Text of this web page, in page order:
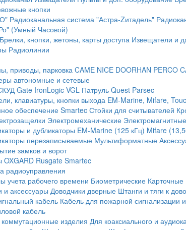
кнопки
Радиоканальная система "Астра-Zитадель"
(Умный Часовой)
Брелки, кнопки, жетоны, карты доступа Извещатели и
Радиолинии
приводы, парковка CAME NICE DOORHAN PERCO
автономные и сетевые
Gate IronLogic VGL Патруль Quest Parsec
клавиатуры, кнопки выхода EM-Marine, Mifare,
обеспечение Smartec Стойки для считывателей
Электромеханические Электромагнитные
и дубликаторы EM-Marine (125 кГц) Mifare
перезаписываемые Мультиформатные
замков и ворот
OXGARD Rusgate Smartec
радиоуправления
учета рабочего времени Биометрические Карточные
и аксессуары Доводчики дверные Штанги и тяги к
кабель Кабель для пожарной сигнализации
кабель
изделия Для коаксиального и